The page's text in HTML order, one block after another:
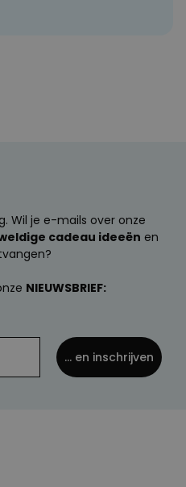
Wil je e-mails over onze
cadeau ideeën en
NIEUWSBRIEF:
... en inschrijven